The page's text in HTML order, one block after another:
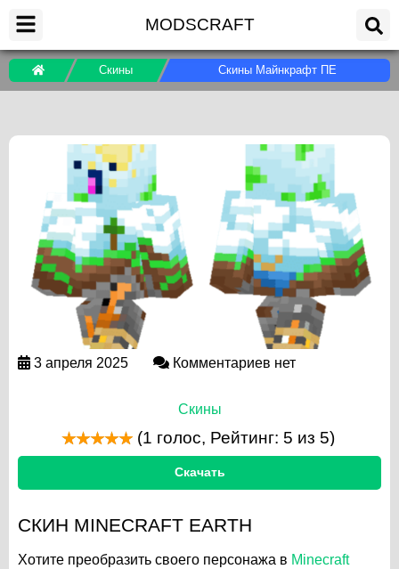
MODSCRAFT
Скины Скины Майнкрафт ПЕ
3 апреля 2025 Комментариев нет
Скины
(1 голос, Рейтинг: 5 из 5)
Скачать
СКИН MINECRAFT EARTH
Хотите преобразить своего персонажа в Minecraft